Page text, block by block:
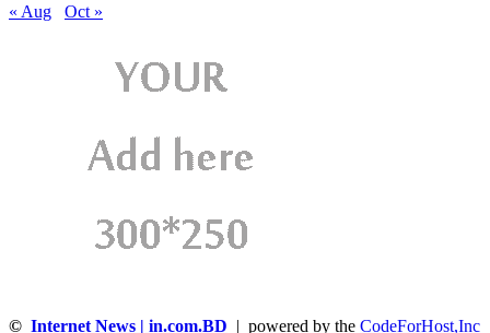
« Aug
Oct »
© Internet News | in.com.BD | powered by the CodeForHost,Inc